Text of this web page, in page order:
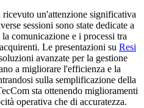
ricevuto un'attenzione significativa
sessioni sono state dedicate a
comunicazione e i processi tra
Le presentazioni su Resi
avanzate per la gestione
a migliorare l'efficienza e la
sulla semplificazione della
sta ottenendo miglioramenti
operativa che di accuratezza.